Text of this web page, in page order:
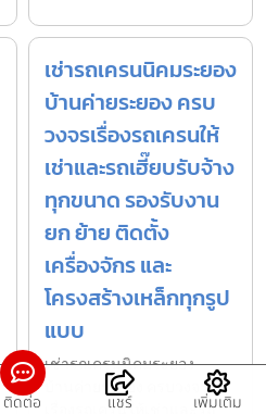
เช่ารถเครนนิคมระยอง
บ้านค่ายระยอง ครบ
วงจรเรื่องรถเครนให้
เช่าและรถเฮี๊ยบรับจ้าง
ทุกขนาด รองรับงาน
ยก ย้าย ติดตั้ง
เครื่องจักร และ
โครงสร้างเหล็กทุกรูป
แบบ
เช่ารถเครนนิคมระยอง
บ้านค่ายระยอง ครบวงจร
ติดต่อ แชร์ เพิ่มเติม